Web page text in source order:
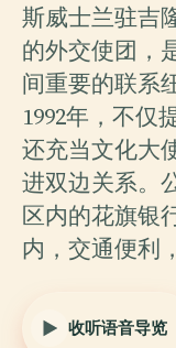
斯威士兰驻吉
的外交使团，
间重要的联系
1992年，不仅
还充当文化大
进双边关系。
区内的花旗银
内，交通便利
收听语音导览